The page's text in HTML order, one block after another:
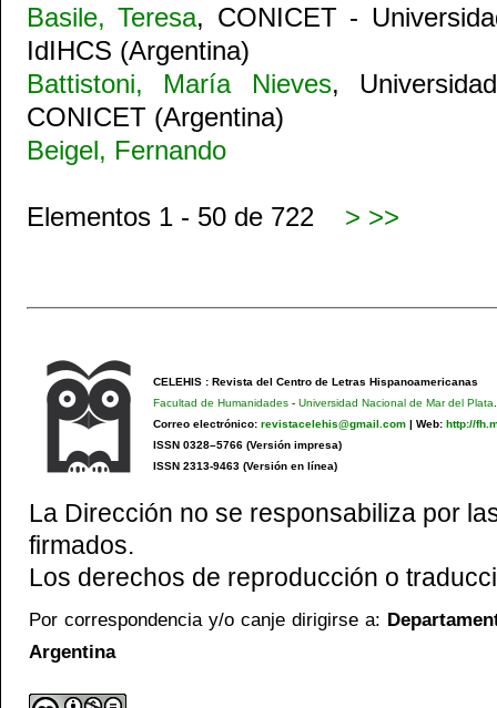
Basile, Teresa, CONICET -
IdIHCS (Argentina)
Battistoni, María Nieves,
CONICET (Argentina)
Beigel, Fernando
Elementos 1 - 50 de 722 > >>
CELEHIS : Revista del Centro de Letras Hispanoamericanas
Facultad de Humanidades- Universidad Nacional de Mar del Plata
Correo electrónico: revistacelehis@gmail.com| Web: http://
ISSN 0328–5766 (Versión impresa)
ISSN 2313-9463 (Versión en línea)
La Dirección no se responsabiliza por
firmados.
Los derechos de reproducción o
Por correspondencia y/o canje dirigirse a:
Argentina